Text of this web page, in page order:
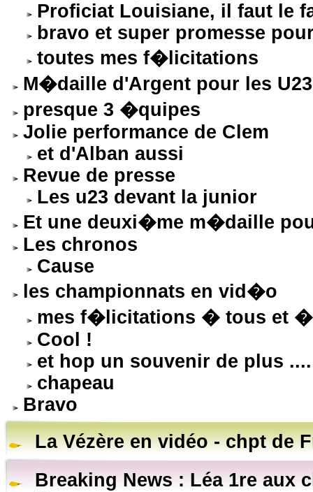
Proficiat Louisiane, il faut le
bravo et super promesse
toutes mes f�licitations
M�daille d'Argent pour les
presque 3 �quipes
Jolie performance de Clem
et d'Alban aussi
Revue de presse
Les u23 devant la junior
Et une deuxi�me m�daille
Les chronos
Cause
les championnats en vid�o
mes f�licitations � tous et
Cool !
et hop un souvenir de plus ....
chapeau
Bravo
La Vézère en vidéo - chpt de
Breaking News : Léa 1re aux